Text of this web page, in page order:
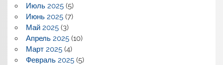
Июль 2025(5)
Июнь 2025(7)
Май 2025(3)
Апрель 2025(10)
Март 2025(4)
Февраль 2025(5)